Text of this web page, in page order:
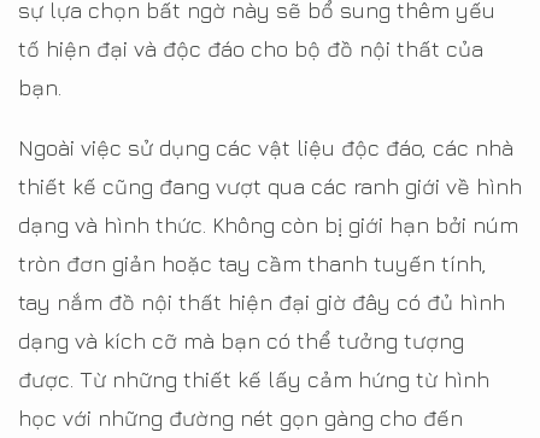
sự lựa chọn bất ngờ này sẽ bổ sung thêm yếu
tố hiện đại và độc đáo cho bộ đồ nội thất của
bạn.
Ngoài việc sử dụng các vật liệu độc đáo, các nhà
thiết kế cũng đang vượt qua các ranh giới về hình
dạng và hình thức. Không còn bị giới hạn bởi núm
tròn đơn giản hoặc tay cầm thanh tuyến tính,
tay nắm đồ nội thất hiện đại giờ đây có đủ hình
dạng và kích cỡ mà bạn có thể tưởng tượng
được. Từ những thiết kế lấy cảm hứng từ hình
học với những đường nét gọn gàng cho đến